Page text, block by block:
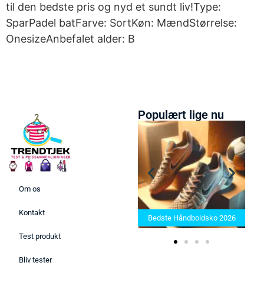
til den bedste pris og nyd et sundt liv!Type:
SparPadel batFarve: SortKøn: MændStørrelse:
OnesizeAnbefalet alder: B
Om os
Kontakt
Test produkt
Bliv tester
Populært lige nu
Bedste Saunatæppe 2025 –
Find de bedste produkter her!
Bedste Håndboldsko 2026